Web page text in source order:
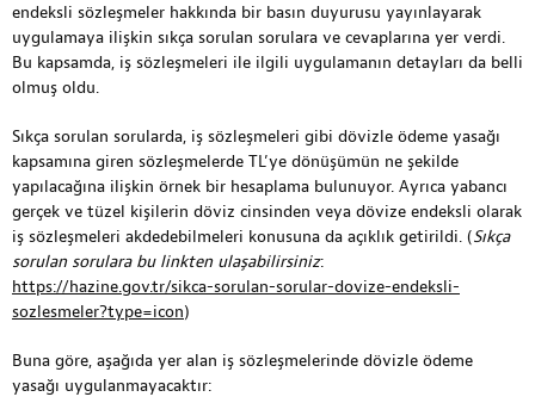
endeksli sözleşmeler hakkında bir basın duyurusu yayınlayarak
uygulamaya ilişkin sıkça sorulan sorulara ve cevaplarına yer verdi.
Bu kapsamda, iş sözleşmeleri ile ilgili uygulamanın detayları da belli
olmuş oldu.
Sıkça sorulan sorularda, iş sözleşmeleri gibi dövizle ödeme yasağı
kapsamına giren sözleşmelerde TL’ye dönüşümün ne şekilde
yapılacağına ilişkin örnek bir hesaplama bulunuyor. Ayrıca yabancı
gerçek ve tüzel kişilerin döviz cinsinden veya dövize endeksli olarak
iş sözleşmeleri akdedebilmeleri konusuna da açıklık getirildi. (Sıkça
sorulan sorulara bu linkten ulaşabilirsiniz:
https://hazine.gov.tr/sikca-sorulan-sorular-dovize-endeksli-
sozlesmeler?type=icon)
Buna göre, aşağıda yer alan iş sözleşmelerinde dövizle ödeme
yasağı uygulanmayacaktır: